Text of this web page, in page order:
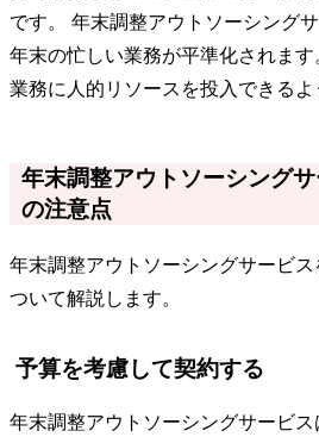
です。 年末調整アウトソーシング
年末の忙しい業務が平準化されま
業務に人的リソースを投入できるよ
年末調整アウトソーシング
の注意点
年末調整アウトソーシングサービ
ついて解説します。
予算を考慮して契約する
年末調整アウトソーシングサービ